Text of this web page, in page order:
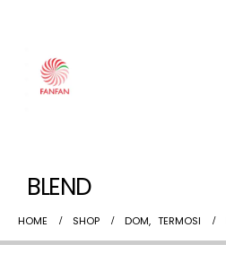
BLEND
HOME SHOP DOM, TERMOSI